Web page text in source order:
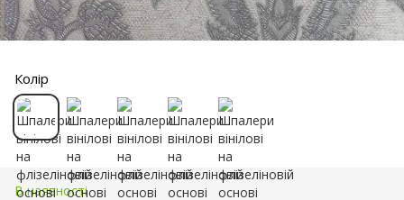
Колір
В наявності